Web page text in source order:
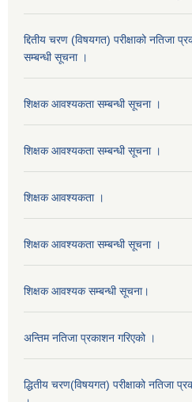
द्दितीय चरण (विषयगत) परीक्षाको नतिजा
सम्बन्धी सूचना ।
शिक्षक आवश्यकता सम्बन्धी सूचना ।
शिक्षक आवश्यकता सम्बन्धी सूचना ।
शिक्षक आवश्यकता ।
शिक्षक आवश्यकता सम्बन्धी सूचना ।
शिक्षक आवश्यक सम्बन्धी सूचना।
अन्तिम नतिजा प्रकाशन गरिएको ।
द्धितीय चरण(विषयगत) परीक्षाको नतिजा